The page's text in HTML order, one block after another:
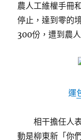
農人工維權手冊
停止，達到零的
300份，遭到農
運
相干擔任人
動是柳東新「你